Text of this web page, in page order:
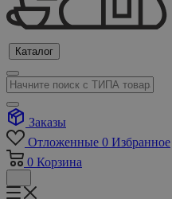
Каталог
Заказы
Отложенные 0 Избранное
0 Корзина